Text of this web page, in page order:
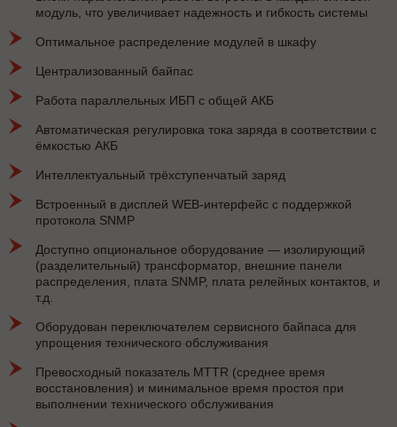
модуль, что увеличивает надежность и гибкость системы
Оптимальное распределение модулей в шкафу
Централизованный байпас
Работа параллельных ИБП с общей АКБ
Автоматическая регулировка тока заряда в соответствии с
ёмкостью АКБ
Интеллектуальный трёхступенчатый заряд
Встроенный в дисплей WEB-интерфейс с поддержкой
протокола SNMP
Доступно опциональное оборудование — изолирующий
(разделительный) трансформатор, внешние панели
распределения, плата SNMP, плата релейных контактов, и
т.д.
Оборудован переключателем сервисного байпаса для
упрощения технического обслуживания
Превосходный показатель MTTR (среднее время
восстановления) и минимальное время простоя при
выполнении технического обслуживания